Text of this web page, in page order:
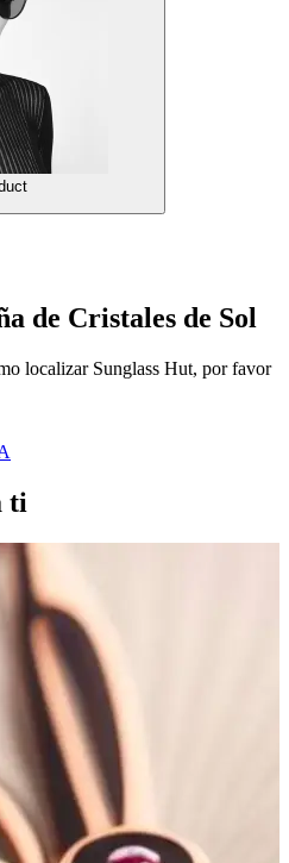
de Cristales de Sol
localizar Sunglass Hut, por favor
ti